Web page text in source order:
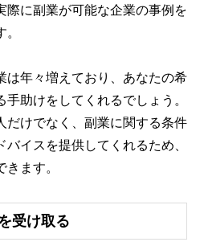
際に副業が可能な企業の事例を
は年々増えており、あなたの希
助けをしてくれるでしょう。
だけでなく、副業に関する条件
イスを提供してくれるため、
ます。
受け取る